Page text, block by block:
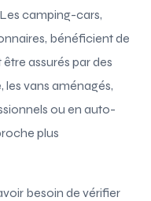
camping-cars,
bénéficient de
assurés par des
vans aménagés,
ou en auto-
plus
besoin de vérifier